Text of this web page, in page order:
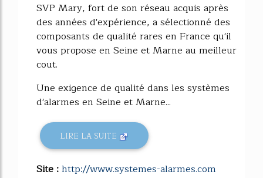
SVP Mary, fort de son réseau acquis après
des années d'expérience, a sélectionné des
composants de qualité rares en France qu'il
vous propose en Seine et Marne au meilleur
cout.
Une exigence de qualité dans les systèmes
d'alarmes en Seine et Marne...
LIRE LA SUITE
Site :http://www.systemes-alarmes.com